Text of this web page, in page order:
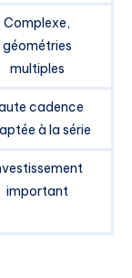
Complexe,
géométries
multiples
cadence
à la série
important